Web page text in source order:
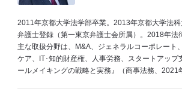
2011年京都大学法学部卒業。2013年京都大学法
弁護士登録（第一東京弁護士会所属）。2018年法
主な取扱分野は、M&A、ジェネラルコーポレート
ケア、IT･知的財産権、人事労務、スタートアップ
ールメイキングの戦略と実務』（商事法務、2021